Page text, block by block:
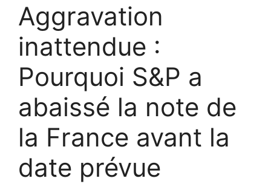
Aggravation
inattendue :
Pourquoi S&P a
abaissé la note de
la France avant la
date prévue